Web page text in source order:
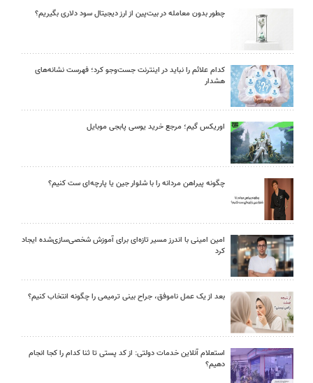
چطور بدون معامله در بیت‌پین از ارز دیجیتال سود دلاری بگیریم؟
کدام علائم را نباید در اینترنت جست‌وجو کرد؛ فهرست نشانه‌های
هشدار
اوریکس گیم؛ مرجع خرید یوسی پابجی موبایل
چگونه پیراهن مردانه را با شلوار جین یا پارچه‌ای ست کنیم؟
امین امینی با اندرز مسیر تازه‌ای برای آموزش شخصی‌سازی‌شده ایجاد
کرد
بعد از یک عمل ناموفق، جراح بینی ترمیمی را چگونه انتخاب کنیم؟
استعلام آنلاین خدمات دولتی: از کد پستی تا ثنا کدام را کجا انجام
دهیم؟